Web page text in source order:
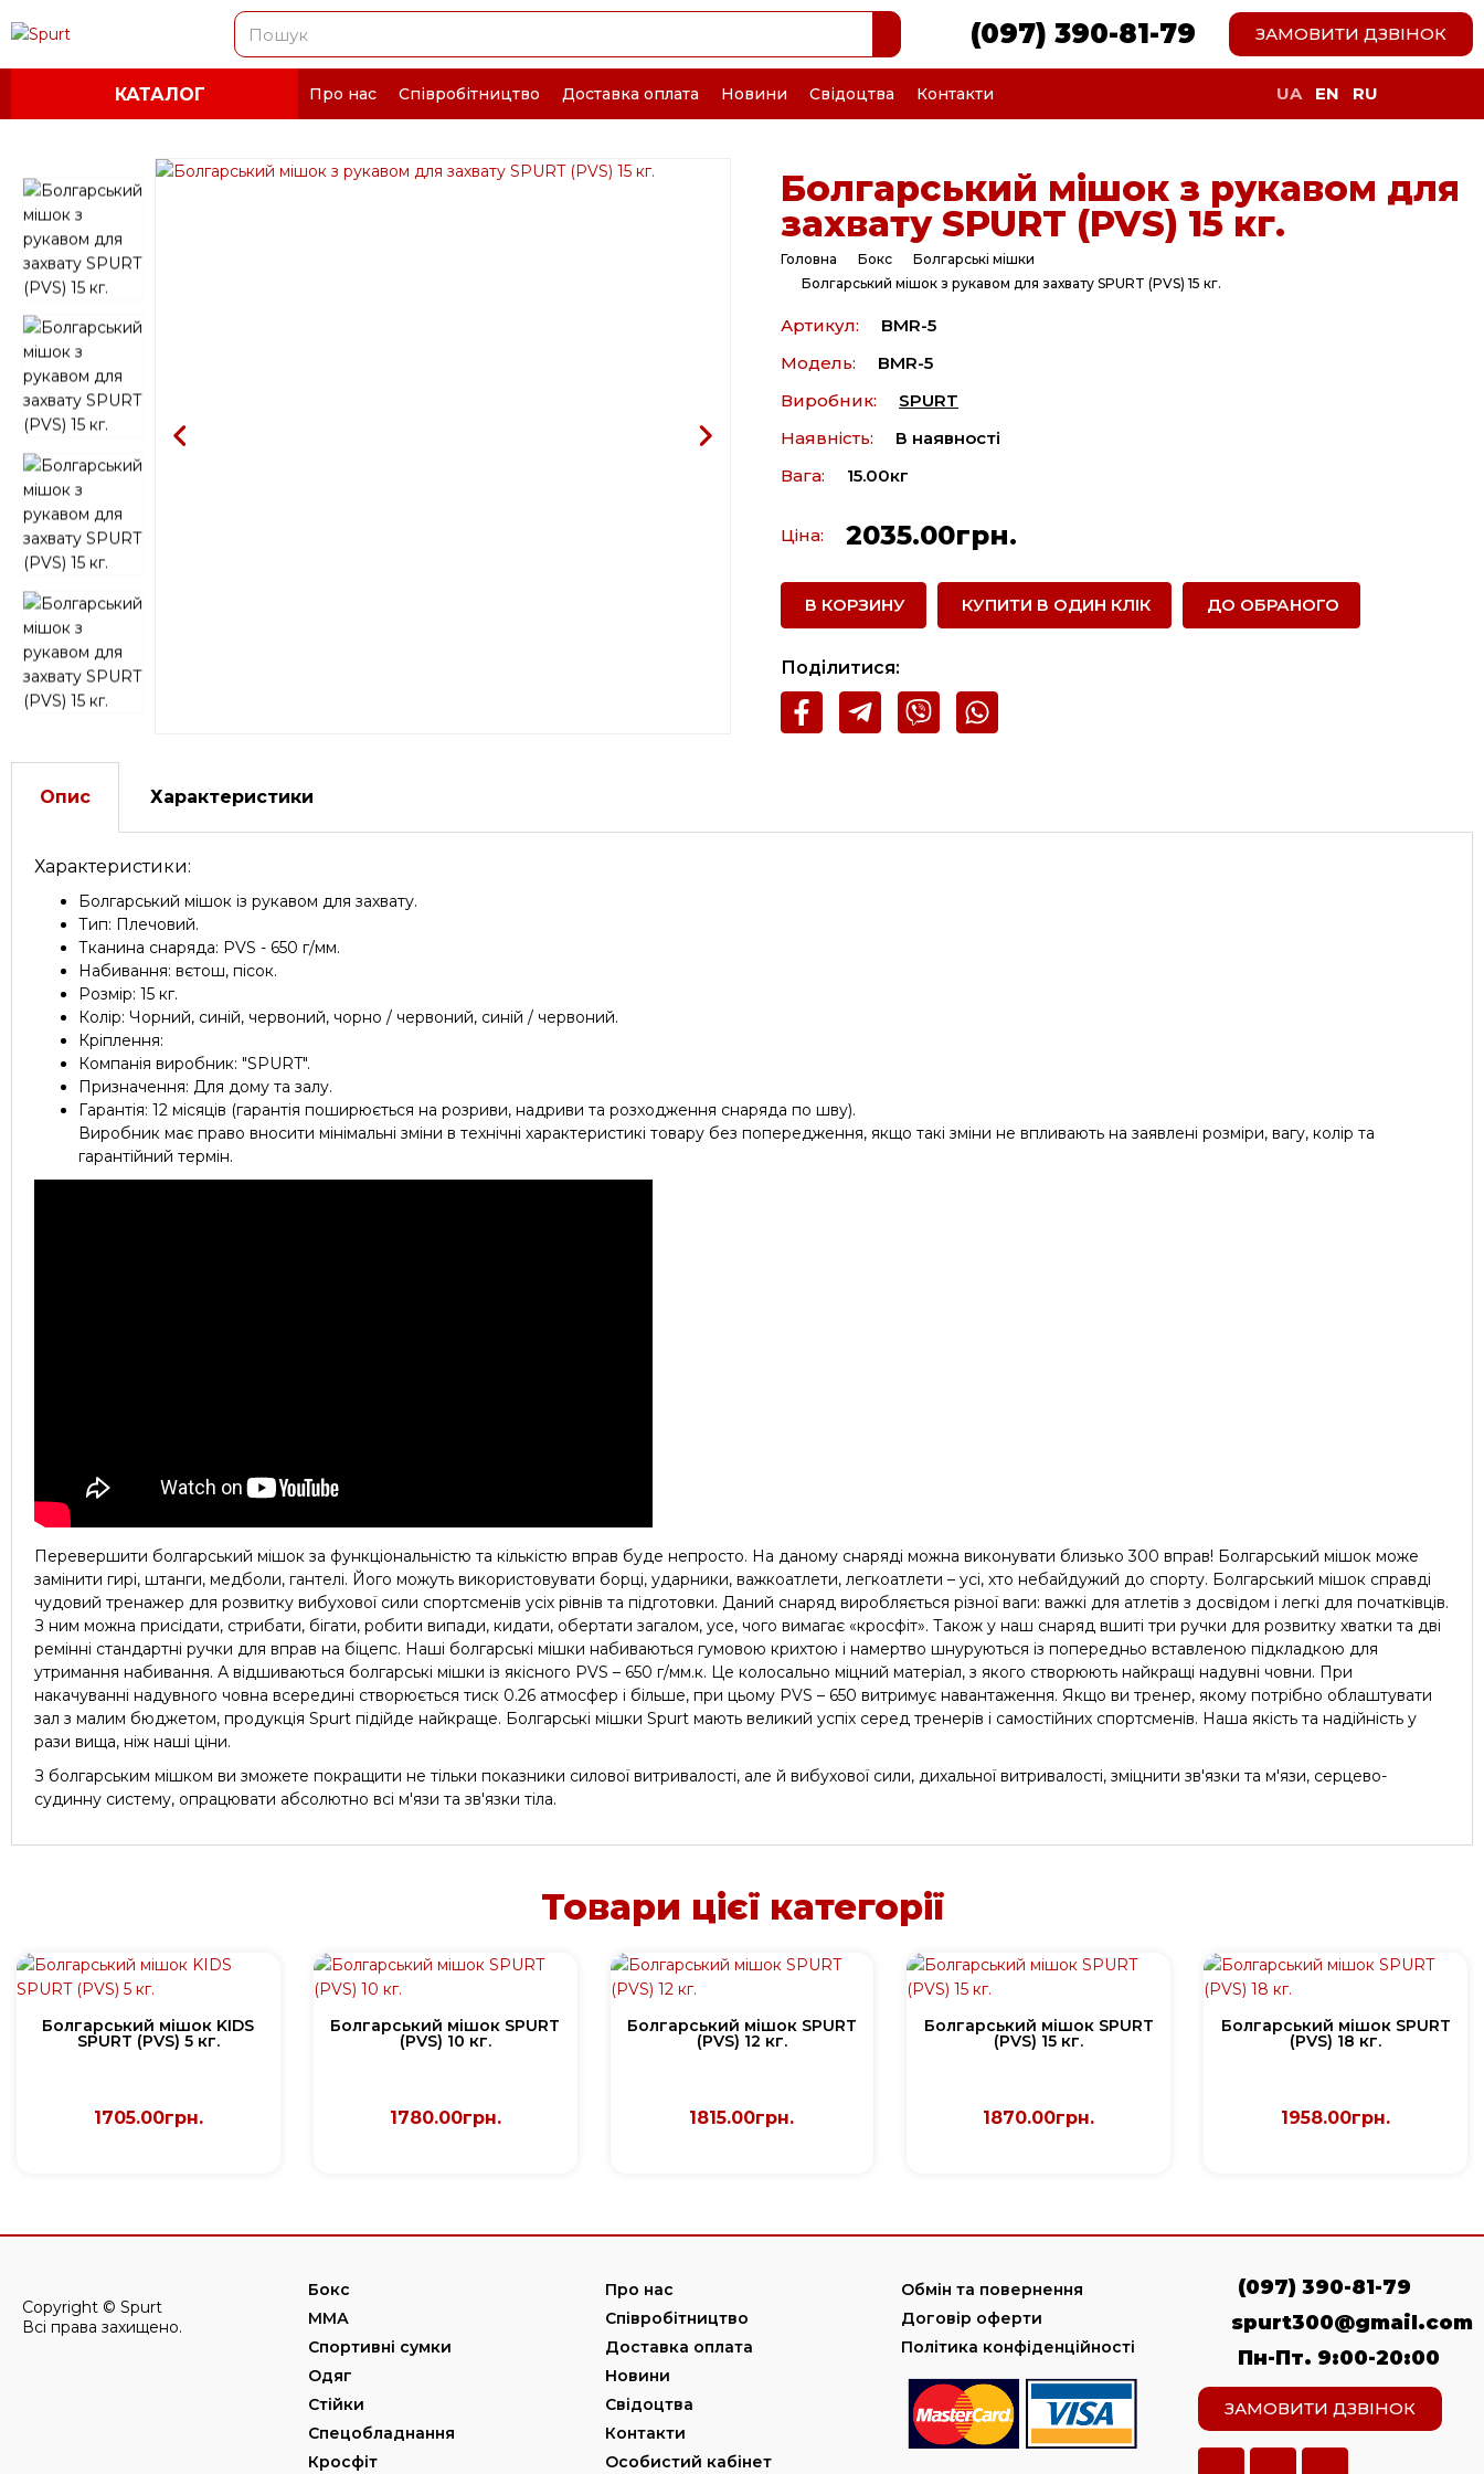
(097) 390-81-79 ЗАМОВИТИ ДЗВІНОК
КАТАЛОГ Про нас Співробітництво Доставка оплата Новини Свідоцтва Контакти UA EN RU
Болгарський мішок з рукавом для
захвату SPURT (PVS) 15 кг.
Головна Бокс
Болгарські мішки
Болгарський мішок з рукавом для захвату SPURT (PVS) 15 кг.
Артикул:
BMR-5
Модель:
BMR-5
Виробник:
SPURT
Наявність:
В наявності
Вага:
15.00кг
Ціна: 2035.00грн.
В КОРЗИНУ КУПИТИ В ОДИН КЛІК ДО ОБРАНОГО
Поділитися:
Опис Характеристики
Характеристики:
Болгарський мішок із рукавом для захвату.
Тип: Плечовий.
Тканина снаряда: PVS - 650 г/мм.
Набивання: вєтош, пісок.
Розмір: 15 кг.
Колір: Чорний, синій, червоний, чорно / червоний, синій / червоний.
Кріплення:
Компанія виробник: "SPURT".
Призначення: Для дому та залу.
Гарантія: 12 місяців (гарантія поширюється на розриви, надриви та розходження снаряда по шву).
Виробник має право вносити мінімальні зміни в технічні характеристикі товару без попередження, якщо такі зміни не впливають на заявлені розміри, вагу, колір та
гарантійний термін.
Перевершити болгарський мішок за функціональністю та кількістю вправ буде непросто. На даному снаряді можна виконувати близько 300 вправ! Болгарський мішок може
замінити гирі, штанги, медболи, гантелі. Його можуть використовувати борці, ударники, важкоатлети, легкоатлети – усі, хто небайдужий до спорту. Болгарський мішок справді
чудовий тренажер для розвитку вибухової сили спортсменів усіх рівнів та підготовки. Даний снаряд виробляється різної ваги: ​​важкі для атлетів з досвідом і легкі для початківців.
З ним можна присідати, стрибати, бігати, робити випади, кидати, обертати загалом, усе, чого вимагає «кросфіт». Також у наш снаряд вшиті три ручки для розвитку хватки та дві
ремінні стандартні ручки для вправ на біцепс. Наші болгарські мішки набиваються гумовою крихтою і намертво шнуруються із попередньо вставленою підкладкою для
утримання набивання. А відшиваються болгарські мішки із якісного PVS – 650 г/мм.к. Це колосально міцний матеріал, з якого створюють найкращі надувні човни. При
накачуванні надувного човна всередині створюється тиск 0.26 атмосфер і більше, при цьому PVS – 650 витримує навантаження. Якщо ви тренер, якому потрібно облаштувати
зал з малим бюджетом, продукція Spurt підійде найкраще. Болгарські мішки Spurt мають великий успіх серед тренерів і самостійних спортсменів. Наша якість та надійність у
рази вища, ніж наші ціни.
З болгарським мішком ви зможете покращити не тільки показники силової витривалості, але й вибухової сили, дихальної витривалості, зміцнити зв'язки та м'язи, серцево-
судинну систему, опрацювати абсолютно всі м'язи та зв'язки тіла.
Товари цієї категорії
Болгарський мішок KIDS
SPURT (PVS) 5 кг.
1705.00грн.
Болгарський мішок SPURT
(PVS) 10 кг.
1780.00грн.
Болгарський мішок SPURT
(PVS) 12 кг.
1815.00грн.
Болгарський мішок SPURT
(PVS) 15 кг.
1870.00грн.
Болгарський мішок SPURT
(PVS) 18 кг.
1958.00грн.
Copyright © Spurt
Всі права захищено.
Бокс
ММА
Спортивні сумки
Одяг
Стійки
Спецобладнання
Кросфіт
Про нас
Співробітництво
Доставка оплата
Новини
Свідоцтва
Контакти
Особистий кабінет
Обмін та повернення
Договір оферти
Політика конфіденційності
(097) 390-81-79
spurt300@gmail.com
Пн-Пт. 9:00-20:00
ЗАМОВИТИ ДЗВІНОК